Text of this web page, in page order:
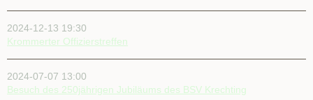
2024-12-13 19:30
Krommerter Offizierstreffen
2024-07-07 13:00
Besuch des 250jährigen Jubiläums des BSV Krechting